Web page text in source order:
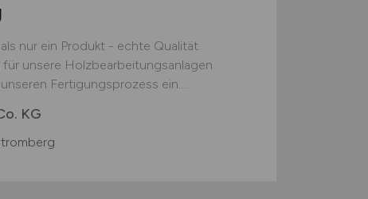
nur ein Produkt - echte Qualität.
unsere Holzbearbeitungsanlagen
Fertigungsprozess ein....
KG